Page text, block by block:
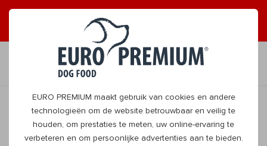
EURO PREMIUM maakt gebruik van cookies en andere
technologieën om de website betrouwbaar en veilig te
houden, om prestaties te meten, uw online-ervaring te
verbeteren en om persoonlijke advertenties aan te bieden.
ONTVANG GRAAG TIPS
NL
Suppen met je hond